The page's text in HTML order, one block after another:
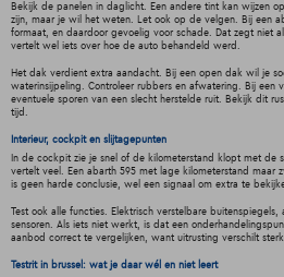
Bekijk de panelen in daglicht. Een andere tint kan wijzen
zijn, maar je wil het weten. Let ook op de velgen. Bij een
formaat, en daardoor gevoelig voor schade. Dat zegt niet
vertelt wel iets over hoe de auto behandeld werd.
Het dak verdient extra aandacht. Bij een open dak wil je
waterinsijpeling. Controleer rubbers en afwatering. Bij een
eventuele sporen van een slecht herstelde ruit. Bekijk dit
tijd.
Interieur, cockpit en slijtagepunten
In de cockpit zie je snel of de kilometerstand klopt met de
vertelt veel. Een abarth 595 met lage kilometerstand maar
is geen harde conclusie, wel een signaal om extra te
Test ook alle functies. Elektrisch verstelbare
sensoren. Als iets niet werkt, is dat een
aanbod correct te vergelijken, want uitrusting verschilt sterk
Testrit in brussel: wat je daar wél en niet leert